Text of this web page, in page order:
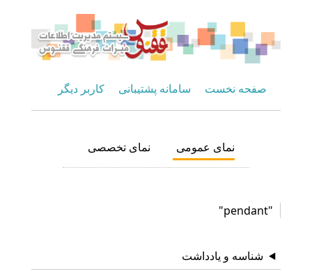
صفحه نخست سامانه پشتیبانی کاربر دیگر
نمای عمومی نمای تخصصی
"pendant"
شناسه و یادداشت